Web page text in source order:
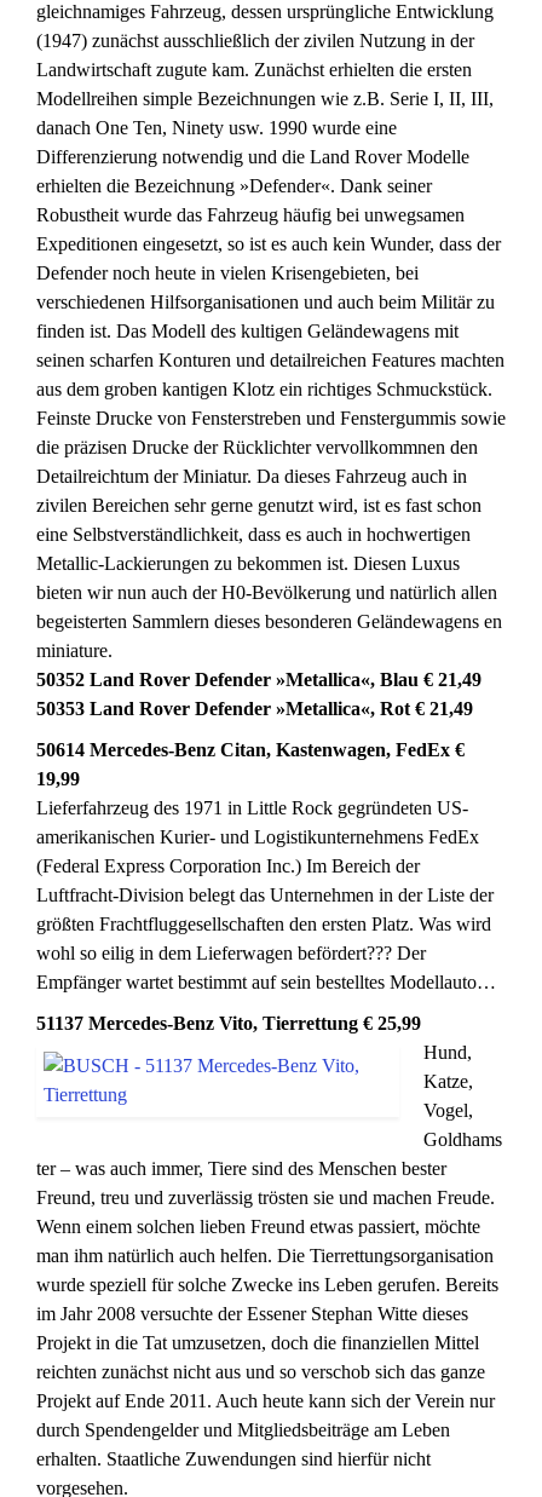
gleichnamiges Fahrzeug, dessen ursprüngliche Entwicklung
(1947) zunächst ausschließlich der zivilen Nutzung in der
Landwirtschaft zugute kam. Zunächst erhielten die ersten
Modellreihen simple Bezeichnungen wie z.B. Serie I, II, III,
danach One Ten, Ninety usw. 1990 wurde eine
Differenzierung notwendig und die Land Rover Modelle
erhielten die Bezeichnung »Defender«. Dank seiner
Robustheit wurde das Fahrzeug häufig bei unwegsamen
Expeditionen eingesetzt, so ist es auch kein Wunder, dass der
Defender noch heute in vielen Krisengebieten, bei
verschiedenen Hilfsorganisationen und auch beim Militär zu
finden ist. Das Modell des kultigen Geländewagens mit
seinen scharfen Konturen und detailreichen Features machten
aus dem groben kantigen Klotz ein richtiges Schmuckstück.
Feinste Drucke von Fensterstreben und Fenstergummis sowie
die präzisen Drucke der Rücklichter vervollkommnen den
Detailreichtum der Miniatur. Da dieses Fahrzeug auch in
zivilen Bereichen sehr gerne genutzt wird, ist es fast schon
eine Selbstverständlichkeit, dass es auch in hochwertigen
Metallic-Lackierungen zu bekommen ist. Diesen Luxus
bieten wir nun auch der H0-Bevölkerung und natürlich allen
begeisterten Sammlern dieses besonderen Geländewagens en
miniature.
50352 Land Rover Defender »Metallica«, Blau € 21,49
50353 Land Rover Defender »Metallica«, Rot € 21,49
50614 Mercedes-Benz Citan, Kastenwagen, FedEx €
19,99
Lieferfahrzeug des 1971 in Little Rock gegründeten US-
amerikanischen Kurier- und Logistikunternehmens FedEx
(Federal Express Corporation Inc.) Im Bereich der
Luftfracht-Division belegt das Unternehmen in der Liste der
größten Frachtfluggesellschaften den ersten Platz. Was wird
wohl so eilig in dem Lieferwagen befördert??? Der
Empfänger wartet bestimmt auf sein bestelltes Modellauto…
51137 Mercedes-Benz Vito, Tierrettung € 25,99
Hund,
Katze,
Vogel,
Goldhams
ter – was auch immer, Tiere sind des Menschen bester
Freund, treu und zuverlässig trösten sie und machen Freude.
Wenn einem solchen lieben Freund etwas passiert, möchte
man ihm natürlich auch helfen. Die Tierrettungsorganisation
wurde speziell für solche Zwecke ins Leben gerufen. Bereits
im Jahr 2008 versuchte der Essener Stephan Witte dieses
Projekt in die Tat umzusetzen, doch die finanziellen Mittel
reichten zunächst nicht aus und so verschob sich das ganze
Projekt auf Ende 2011. Auch heute kann sich der Verein nur
durch Spendengelder und Mitgliedsbeiträge am Leben
erhalten. Staatliche Zuwendungen sind hierfür nicht
vorgesehen.